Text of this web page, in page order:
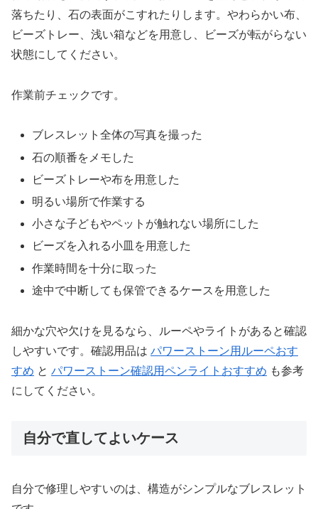
落ちたり、石の表面がこすれたりします。やわらかい布、
ビーズトレー、浅い箱などを用意し、ビーズが転がらない
状態にしてください。
作業前チェックです。
ブレスレット全体の写真を撮った
石の順番をメモした
ビーズトレーや布を用意した
明るい場所で作業する
小さな子どもやペットが触れない場所にした
ビーズを入れる小皿を用意した
作業時間を十分に取った
途中で中断しても保管できるケースを用意した
細かな穴や欠けを見るなら、ルーペやライトがあると確認
しやすいです。確認用品は パワーストーン用ルーペおす
すめ と パワーストーン確認用ペンライトおすすめ も参考
にしてください。
自分で直してよいケース
自分で修理しやすいのは、構造がシンプルなブレスレット